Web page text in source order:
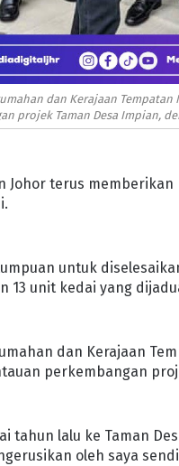
dan Kerajaan
projek Taman Desa Impian,
Johor terus
untuk
13 unit kedai yang
dan Kerajaan
perkembangan
tahun lalu ke Taman
oleh saya